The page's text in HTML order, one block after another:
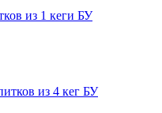
из 1 кеги БУ